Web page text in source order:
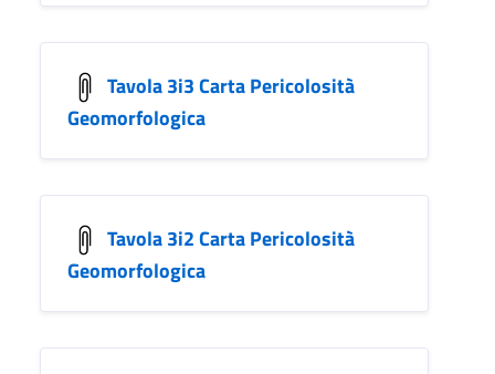
Tavola 3i3 Carta Pericolosità
Geomorfologica
Tavola 3i2 Carta Pericolosità
Geomorfologica